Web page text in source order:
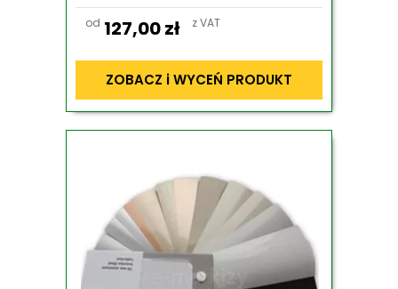
od 127,00zł z VAT
ZOBACZ i WYCEŃ PRODUKT